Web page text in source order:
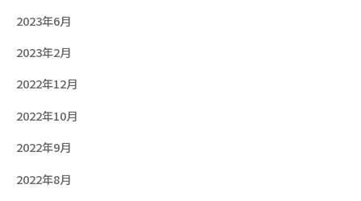
2023年6月
2023年2月
2022年12月
2022年10月
2022年9月
2022年8月